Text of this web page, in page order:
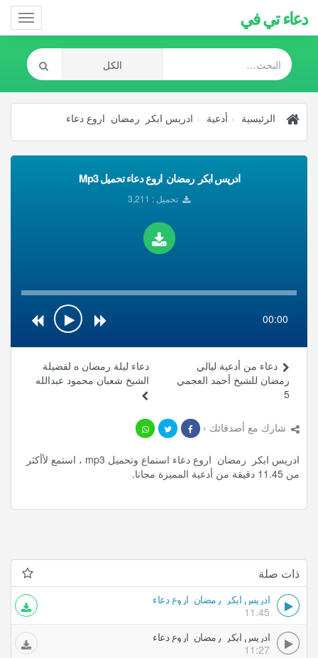
دعاء تي في
الرئيسية أدعية ادريس ابكر رمضان اروع دعاء
ادريس ابكر رمضان اروع دعاء تحميل Mp3
تحميل : 3,211
00:00
دعاء ليلة رمضان ه لفضيلة
الشيخ شعبان محمود عبدالله
دعاء من أدعية ليالي
رمضان للشيخ أحمد العجمي
5
شارك مع أصدقائك ›
ادريس ابكر رمضان اروع دعاء استماع وتحميل mp3 ، استمع لأأكثر
من 11.45 دقيقة من أدعية المميزة مجانا.
ذات صلة
ادريس ابكر رمضان اروع دعاء
11.45
ادريس ابكر رمضان اروع دعاء
11:27